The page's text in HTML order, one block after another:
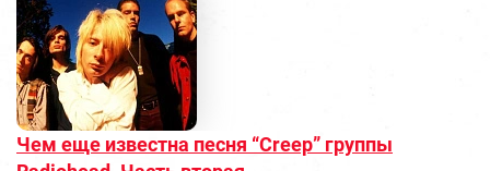
Чем еще известна песня “Creep” группы